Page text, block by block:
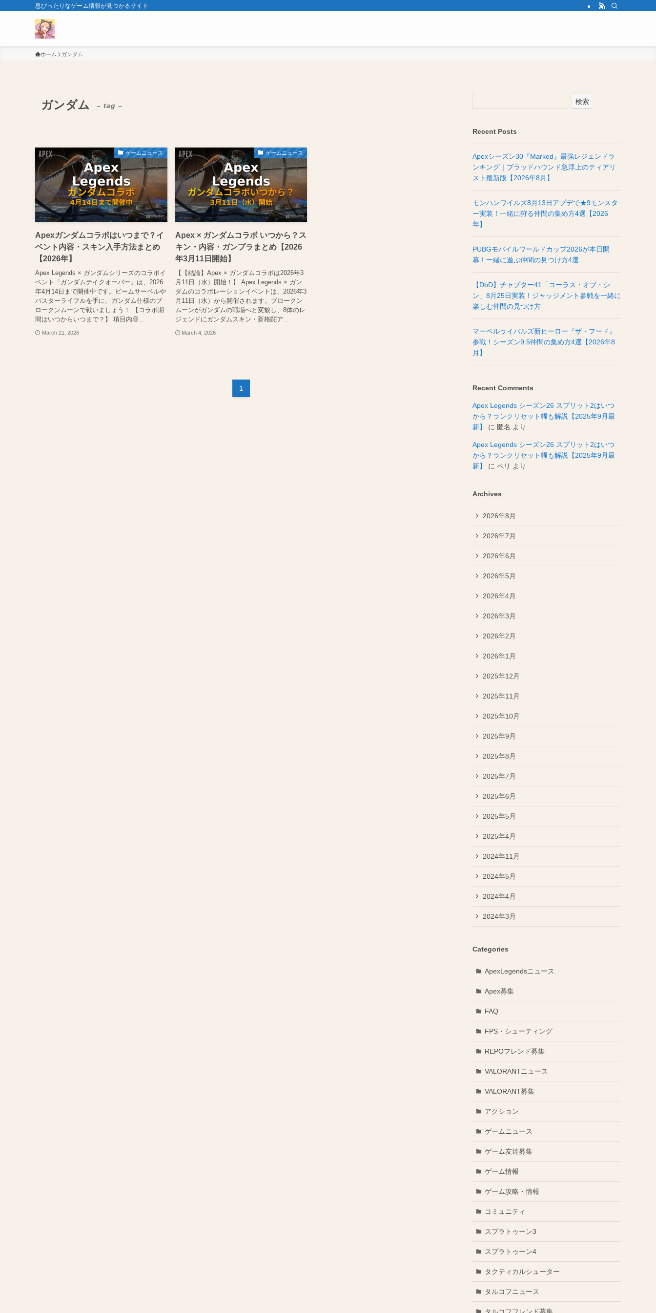
息ぴったりなゲーム情報が見つかるサイト
ホーム ガンダム
ガンダム – tag –
ゲームニュース
Apexガンダムコラボはいつまで？イ
ベント内容・スキン入手方法まとめ
【2026年】
Apex Legends × ガンダムシリーズのコラボイ
ベント「ガンダムテイクオーバー」は、2026
年4月14日まで開催中です。ビームサーベルや
バスターライフルを手に、ガンダム仕様のブ
ロークンムーンで戦いましょう！ 【コラボ期
間はいつからいつまで？】 項目内容...
March 21, 2026
ゲームニュース
Apex × ガンダムコラボ いつから？ス
キン・内容・ガンプラまとめ【2026
年3月11日開始】
【【結論】Apex × ガンダムコラボは2026年3
月11日（水）開始！】 Apex Legends × ガン
ダムのコラボレーションイベントは、2026年3
月11日（水）から開催されます。ブロークン
ムーンがガンダムの戦場へと変貌し、8体のレ
ジェンドにガンダムスキン・新格闘ア...
March 4, 2026
1
検索
Recent Posts
Apexシーズン30『Marked』最強レジェンドラ
ンキング｜ブラッドハウンド急浮上のティアリ
スト最新版【2026年8月】
モンハンワイルズ8月13日アプデで★9モンスタ
ー実装！一緒に狩る仲間の集め方4選【2026
年】
PUBGモバイルワールドカップ2026が本日開
幕！一緒に遊ぶ仲間の見つけ方4選
【DbD】チャプター41「コーラス・オブ・シ
ン」8月25日実装！ジャッジメント参戦を一緒に
楽しむ仲間の見つけ方
マーベルライバルズ新ヒーロー『ザ・フード』
参戦！シーズン9.5仲間の集め方4選【2026年8
月】
Recent Comments
Apex Legends シーズン26 スプリット2はいつ
から？ランクリセット幅も解説【2025年9月最
新】
に 匿名 より
Apex Legends シーズン26 スプリット2はいつ
から？ランクリセット幅も解説【2025年9月最
新】
に ペリ より
Archives
2026年8月
2026年7月
2026年6月
2026年5月
2026年4月
2026年3月
2026年2月
2026年1月
2025年12月
2025年11月
2025年10月
2025年9月
2025年8月
2025年7月
2025年6月
2025年5月
2025年4月
2024年11月
2024年5月
2024年4月
2024年3月
Categories
ApexLegendsニュース
Apex募集
FAQ
FPS・シューティング
REPOフレンド募集
VALORANTニュース
VALORANT募集
アクション
ゲームニュース
ゲーム友達募集
ゲーム情報
ゲーム攻略・情報
コミュニティ
スプラトゥーン3
スプラトゥーン4
タクティカルシューター
タルコフニュース
タルコフフレンド募集